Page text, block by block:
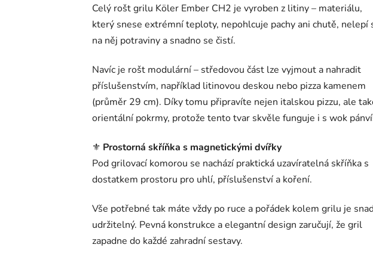
Celý rošt grilu Köler Ember CH2 je vyroben z litiny – materiálu,
který snese extrémní teploty, nepohlcuje pachy ani chutě, nelepí
na něj potraviny a snadno se čistí.
Navíc je rošt modulární – středovou část lze vyjmout a nahradit
příslušenstvím, například litinovou deskou nebo pizza kamenem
(průměr 29 cm). Díky tomu připravíte nejen italskou pizzu, ale
orientální pokrmy, protože tento tvar skvěle funguje i s wok
⚜️ Prostorná skříňka s magnetickými dvířky
Pod grilovací komorou se nachází praktická uzavíratelná skříňka s
dostatkem prostoru pro uhlí, příslušenství a koření.
Vše potřebné tak máte vždy po ruce a pořádek kolem grilu je
udržitelný. Pevná konstrukce a elegantní design zaručují, že gril
zapadne do každé zahradní sestavy.